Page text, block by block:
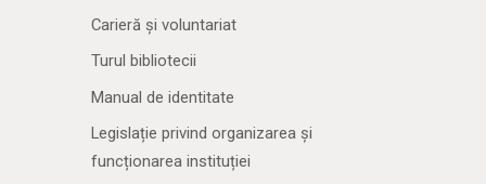
Carieră și voluntariat
Turul bibliotecii
Manual de identitate
Legislație privind organizarea și
funcționarea instituției